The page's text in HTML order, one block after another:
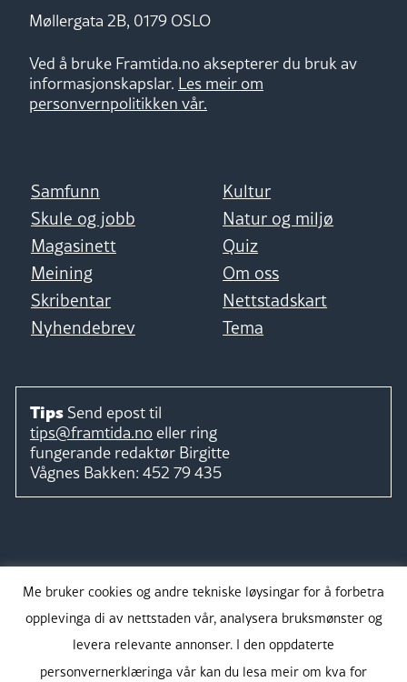
Møllergata 2B, 0179 OSLO
Ved å bruke Framtida.no aksepterer du bruk av
informasjonskapslar. Les meir om
personvernpolitikken vår.
Samfunn
Kultur
Skule og jobb
Natur og miljø
Magasinett
Quiz
Meining
Om oss
Skribentar
Nettstadskart
Nyhendebrev
Tema
Tips Send epost til
tips@framtida.no eller ring
fungerande redaktør Birgitte
Vågnes Bakken: 452 79 435
Me bruker cookies og andre tekniske løysingar for å forbetra
opplevinga di av nettstaden vår, analysera bruksmønster og
levera relevante annonser. I den oppdaterte
personvernerklæringa vår kan du lesa meir om kva for